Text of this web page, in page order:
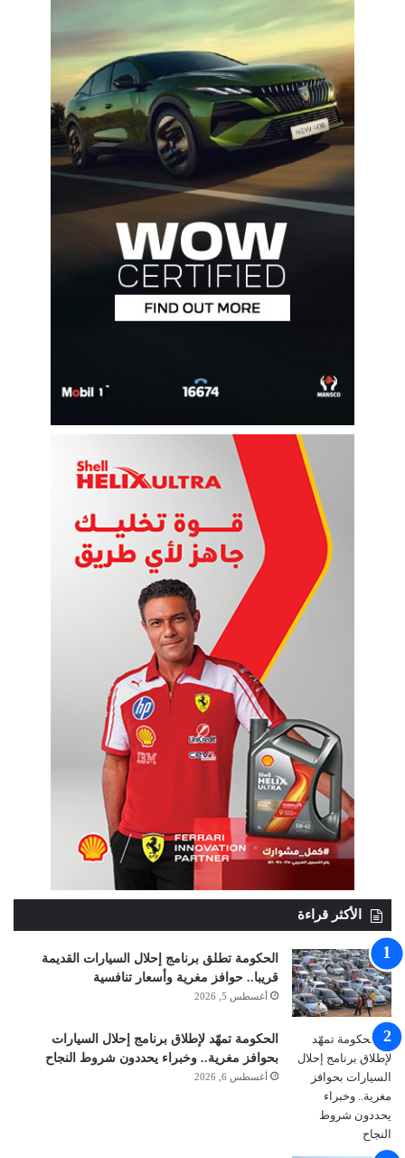
الأكثر قراءة
الحكومة تطلق برنامج إحلال السيارات القديمة
قريبا.. حوافز مغرية وأسعار تنافسية
أغسطس 5, 2026
الحكومة تمهّد لإطلاق برنامج إحلال السيارات
بحوافز مغرية.. وخبراء يحددون شروط النجاح
أغسطس 6, 2026